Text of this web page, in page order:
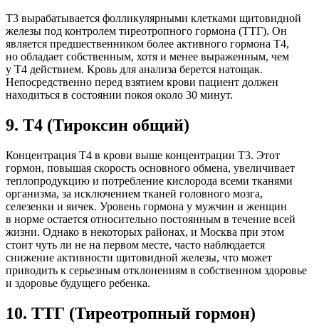
Т3 вырабатывается фолликулярными клетками щитовидной
железы под контролем тиреотропного гормона (ТТГ). Он
является предшественником более активного гормона Т4,
но обладает собственным, хотя и менее выраженным, чем
у Т4 действием. Кровь для анализа берется натощак.
Непосредственно перед взятием крови пациент должен
находиться в состоянии покоя около 30 минут.
9. Т4 (Тироксин общий)
Концентрация Т4 в крови выше концентрации Т3. Этот
гормон, повышая скорость основного обмена, увеличивает
теплопродукцию и потребление кислорода всеми тканями
организма, за исключением тканей головного мозга,
селезенки и яичек. Уровень гормона у мужчин и женщин
в норме остается относительно постоянным в течение всей
жизни. Однако в некоторых районах, и Москва при этом
стоит чуть ли не на первом месте, часто наблюдается
снижение активности щитовидной железы, что может
приводить к серьезным отклонениям в собственном здоровье
и здоровье будущего ребенка.
10. ТТГ (Тиреотропный гормон)